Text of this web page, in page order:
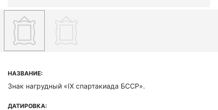
НАЗВАНИЕ:
Знак нагрудный «IX спартакиада БССР».
ДАТИРОВКА: